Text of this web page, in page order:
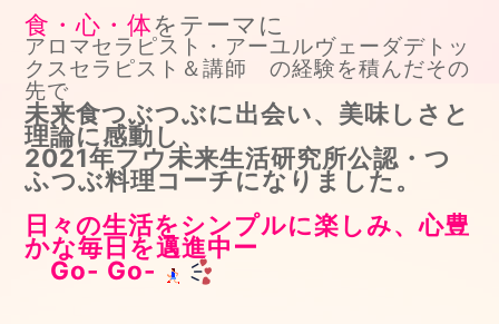
食・心・体をテーマに
アロマセラピスト・アーユルヴェーダデトッ
クスセラピスト＆講師 の経験を積んだその
先で
未来食つぶつぶに出会い、美味しさと
理論に感動し、
2021年フウ未来生活研究所公認・つ
ふつぶ料理コーチになりました。
日々の生活をシンプルに楽しみ、心豊
かな毎日を邁進中ー
Go- Go-